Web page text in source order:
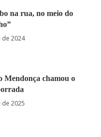
na rua, no meio do
de 2024
Mendonça chamou o
2025